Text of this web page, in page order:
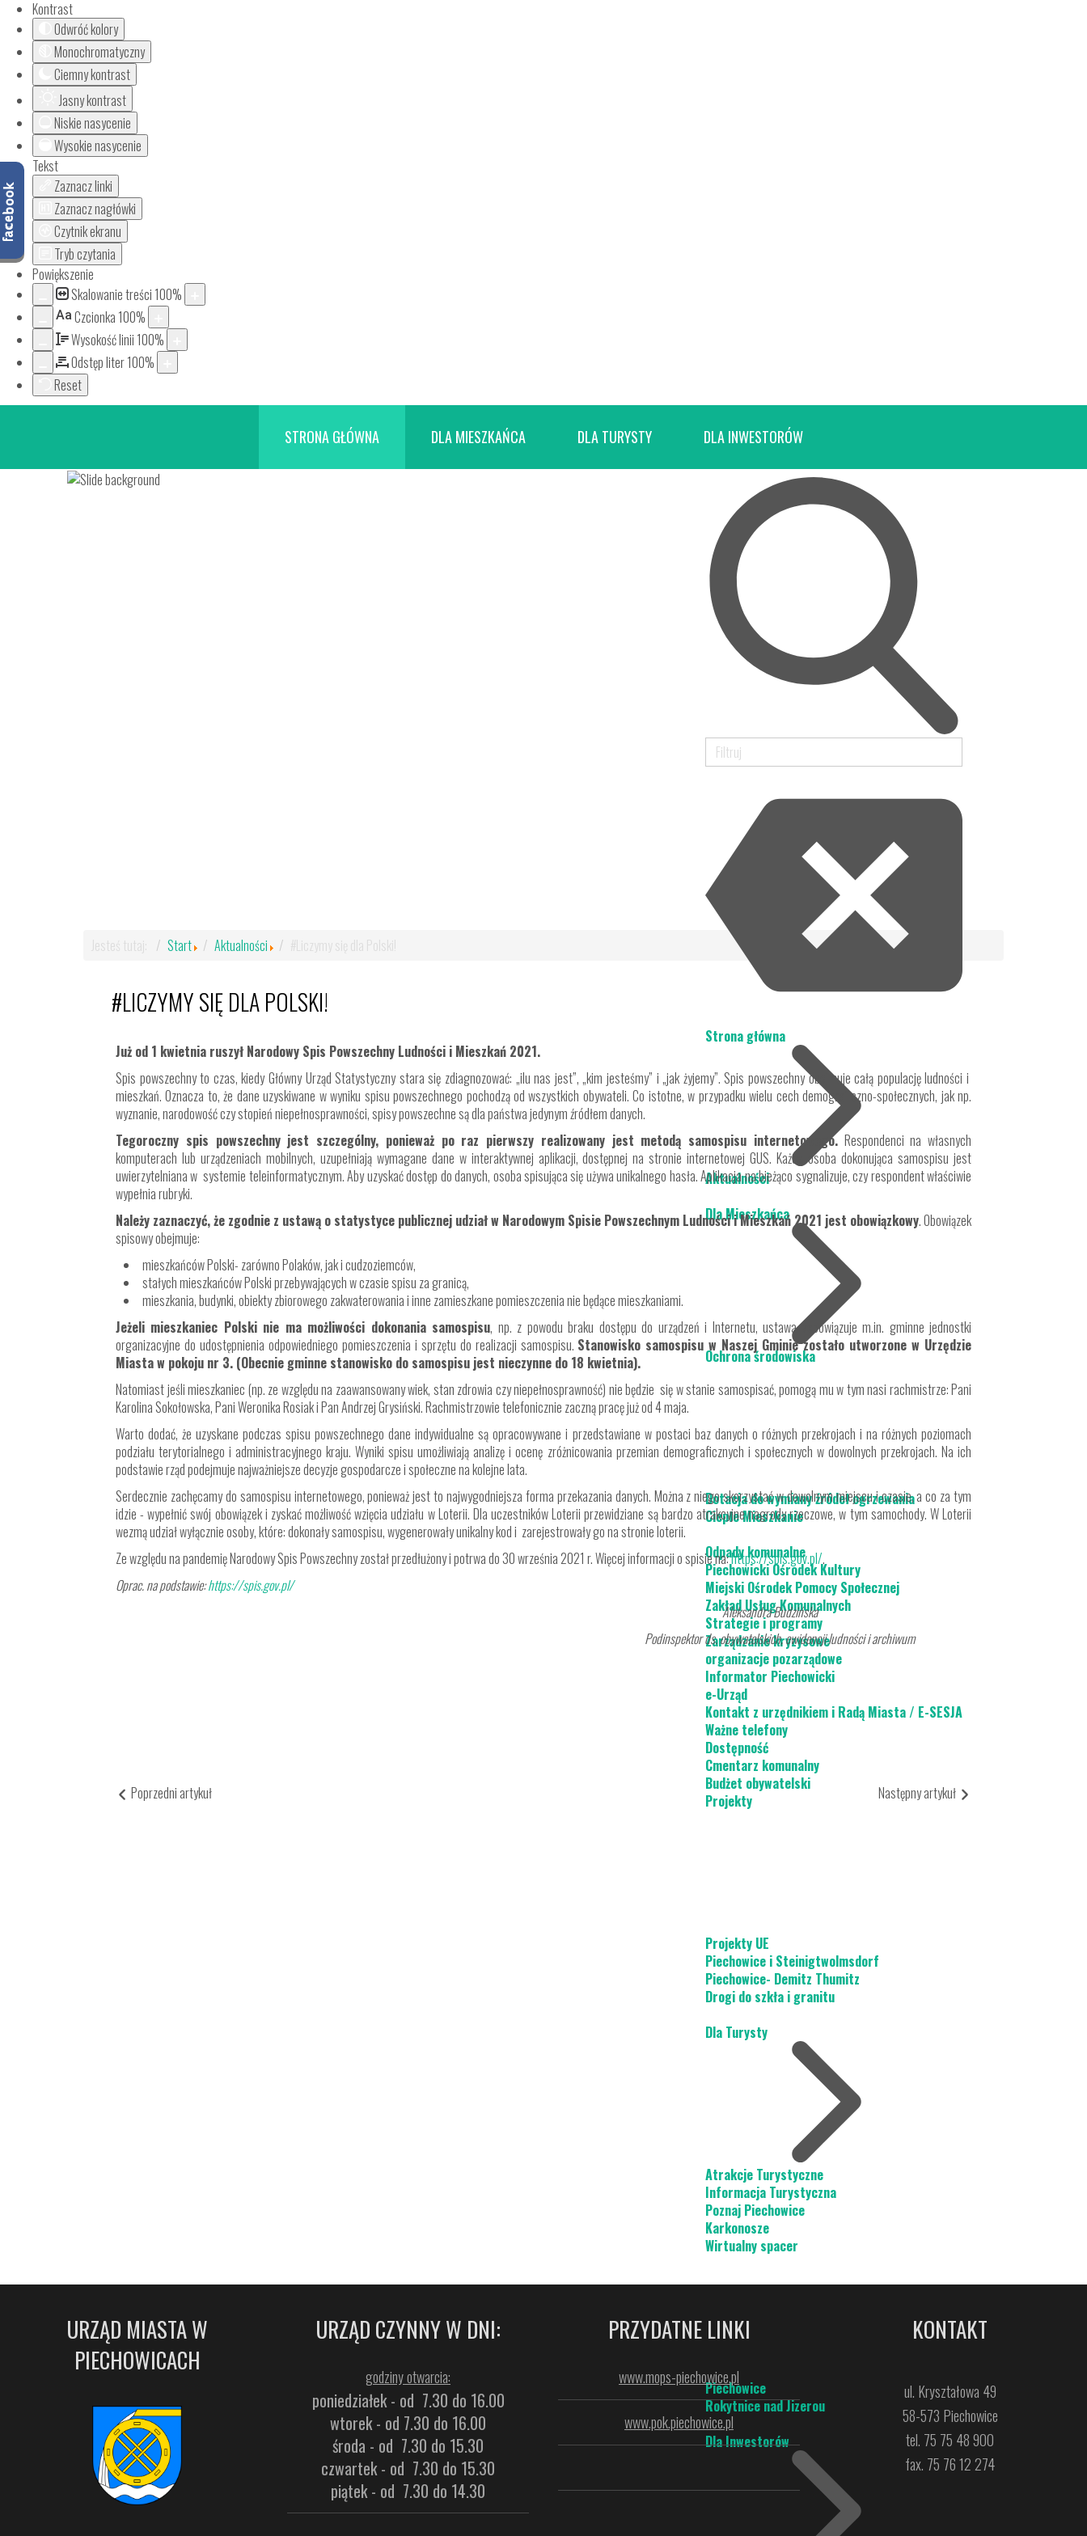
Kontrast
Odwróć kolory
Monochromatyczny
Ciemny kontrast
Jasny kontrast
Niskie nasycenie
Wysokie nasycenie
Tekst
Zaznacz linki
Zaznacz nagłówki
Czytnik ekranu
Tryb czytania
Powiększenie
Skalowanie treści 100%
Aa Czcionka 100%
Wysokość linii 100%
Odstęp liter100%
Reset
STRONA GŁÓWNA DLA MIESZKAŃCA DLA TURYSTY DLA INWESTORÓW
Strona główna
Aktualności
Dla Mieszkańca
Ochrona środowiska
Dotacja do wymiany źródeł ogrzewania
Ciepłe Mieszkanie
Odpady komunalne
Piechowicki Ośrodek Kultury
Miejski Ośrodek Pomocy Społecznej
Zakład Usług Komunalnych
Strategie i programy
Zarządzanie kryzysowe
organizacje pozarządowe
Informator Piechowicki
e-Urząd
Kontakt z urzędnikiem i Radą Miasta / E-SESJA
Ważne telefony
Dostępność
Cmentarz komunalny
Budżet obywatelski
Projekty
Projekty UE
Piechowice i Steinigtwolmsdorf
Piechowice- Demitz Thumitz
Drogi do szkła i granitu
Dla Turysty
Atrakcje Turystyczne
Informacja Turystyczna
Poznaj Piechowice
Karkonosze
Wirtualny spacer
Piechowice
Rokytnice nad Jizerou
Dla Inwestorów
Jesteś tutaj: Start Aktualności #Liczymy się dla Polski!
#LICZYMY SIĘ DLA POLSKI!
Już od 1 kwietnia ruszył Narodowy Spis Powszechny Ludności i Mieszkań 2021.
Spis powszechny to czas, kiedy Główny Urząd Statystyczny stara się zdiagnozować: „ilu nas jest”, „kim jesteśmy” i „jak żyjemy”. Spis powszechny obejmuje całą populację ludności i
mieszkań. Oznacza to, że dane uzyskiwane w wyniku spisu powszechnego pochodzą od wszystkich obywateli. Co istotne, w przypadku wielu cech demograficzno-społecznych, jak np.
wyznanie, narodowość czy stopień niepełnosprawności, spisy powszechne są dla państwa jedynym źródłem danych.
Tegoroczny spis powszechny jest szczególny, ponieważ po raz pierwszy realizowany jest metodą samospisu internetowego.Respondenci na własnych
komputerach lub urządzeniach mobilnych, uzupełniają wymagane dane w interaktywnej aplikacji, dostępnej na stronie internetowej GUS. Każda osoba dokonująca samospisu jest
uwierzytelniana w systemie teleinformatycznym. Aby uzyskać dostęp do danych, osoba spisująca się używa unikalnego hasła. Aplikacja na bieżąco sygnalizuje, czy respondent właściwie
wypełnia rubryki.
Należy zaznaczyć, że zgodnie z ustawą o statystyce publicznej udział w Narodowym Spisie Powszechnym Ludności i Mieszkań 2021 jest obowiązkowy. Obowiązek
spisowy obejmuje:
mieszkańców Polski- zarówno Polaków, jak i cudzoziemców,
stałych mieszkańców Polski przebywających w czasie spisu za granicą,
mieszkania, budynki, obiekty zbiorowego zakwaterowania i inne zamieszkane pomieszczenia nie będące mieszkaniami.
Jeżeli mieszkaniec Polski nie ma możliwości dokonania samospisu, np. z powodu braku dostępu do urządzeń i Internetu, ustawa zobowiązuje m.in. gminne jednostki
organizacyjne do udostępnienia odpowiedniego pomieszczenia i sprzętu do realizacji samospisu. Stanowisko samospisu w Naszej Gminie zostało utworzone w Urzędzie
Miasta w pokoju nr 3. (Obecnie gminne stanowisko do samospisu jest nieczynne do 18 kwietnia).
Natomiast jeśli mieszkaniec (np. ze względu na zaawansowany wiek, stan zdrowia czy niepełnosprawność) nie będzie się w stanie samospisać, pomogą mu w tym nasi rachmistrze: Pani
Karolina Sokołowska, Pani Weronika Rosiak i Pan Andrzej Grysiński. Rachmistrzowie telefonicznie zaczną pracę już od 4 maja.
Warto dodać, że uzyskane podczas spisu powszechnego dane indywidualne są opracowywane i przedstawiane w postaci baz danych o różnych przekrojach i na różnych poziomach
podziału terytorialnego i administracyjnego kraju. Wyniki spisu umożliwiają analizę i ocenę zróżnicowania przemian demograficznych i społecznych w dowolnych przekrojach. Na ich
podstawie rząd podejmuje najważniejsze decyzje gospodarcze i społeczne na kolejne lata.
Serdecznie zachęcamy do samospisu internetowego, ponieważ jest to najwygodniejsza forma przekazania danych. Można z niego skorzystać w dowolnym miejscu i czasie, a co za tym
idzie - wypełnić swój obowiązek i zyskać możliwość wzięcia udziału w Loterii. Dla uczestników Loterii przewidziane są bardzo atrakcyjne nagrody rzeczowe, w tym samochody. W Loterii
wezmą udział wyłącznie osoby, które: dokonały samospisu, wygenerowały unikalny kod i zarejestrowały go na stronie loterii.
Ze względu na pandemię Narodowy Spis Powszechny został przedłużony i potrwa do 30 września 2021 r. Więcej informacji o spisie na:https://spis.gov.pl/.
Oprac. na podstawie:https://spis.gov.pl/
Aleksandra Budzińska
Podinspektor ds. obywatelskich, ewidencji ludności i archiwum
Poprzedni artykuł Następny artykuł
URZĄD MIASTA W
PIECHOWICACH
URZĄD CZYNNY W DNI:
godziny otwarcia:
poniedziałek - od 7.30 do 16.00
wtorek - od 7.30 do 16.00
środa - od 7.30 do 15.30
czwartek - od 7.30 do 15.30
piątek - od 7.30 do 14.30
PRZYDATNE LINKI
www.mops-piechowice.pl
www.pok.piechowice.pl
KONTAKT
ul. Kryształowa 49
58-573 Piechowice
tel. 75 75 48 900
fax. 75 76 12 274